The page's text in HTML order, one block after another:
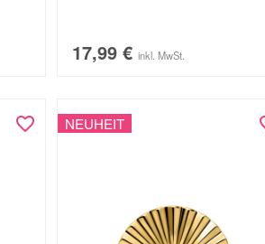
17,99 € inkl. MwSt.
NEUHEIT